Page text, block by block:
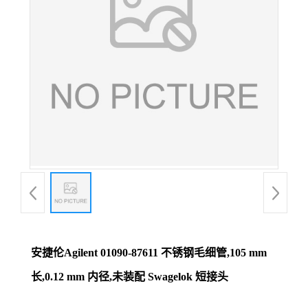
安捷伦Agilent 01090-87611 不锈钢毛细管,105 mm
长,0.12 mm 内径,未装配 Swagelok 短接头